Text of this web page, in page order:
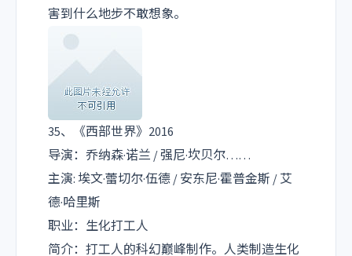
害到什么地步不敢想象。
35、《西部世界》2016
导演：乔纳森·诺兰 / 强尼·坎贝尔……
主演: 埃文·蕾切尔·伍德 / 安东尼·霍普金斯 / 艾
德·哈里斯
职业：生化打工人
简介：打工人的科幻巅峰制作。人类制造生化